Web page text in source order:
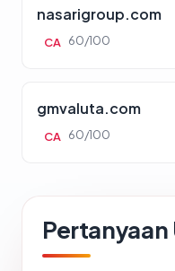
nasarigroup.com
CA 60/100
gmvaluta.com
CA 60/100
Pertanyaan